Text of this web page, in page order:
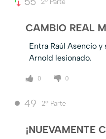
2º Parte
CAMBIO REAL
Entra Raúl Asencio
Arnold lesionado.
0 0
49 2º Parte
¡NUEVAMENTE